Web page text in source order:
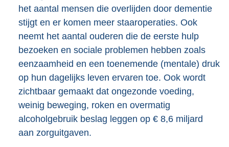
:
het aantal mensen die overlijden door dementie
stijgt en er komen meer staaroperaties. Ook
neemt het aantal ouderen die de eerste hulp
bezoeken en sociale problemen hebben zoals
eenzaamheid en een toenemende (mentale) druk
op hun dagelijks leven ervaren toe. Ook wordt
zichtbaar gemaakt dat ongezonde voeding,
weinig beweging, roken en overmatig
alcoholgebruik beslag leggen op € 8,6 miljard
aan zorguitgaven.